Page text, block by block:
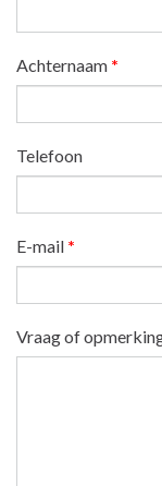
Achternaam *
Telefoon
E-mail *
Vraag of